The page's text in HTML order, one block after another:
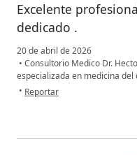
Excelente
dedicado .
20 de abril de 2026
• Consultorio Medico Dr.
especializada en medicina del
• en opinión del usuario Aam
Reportar